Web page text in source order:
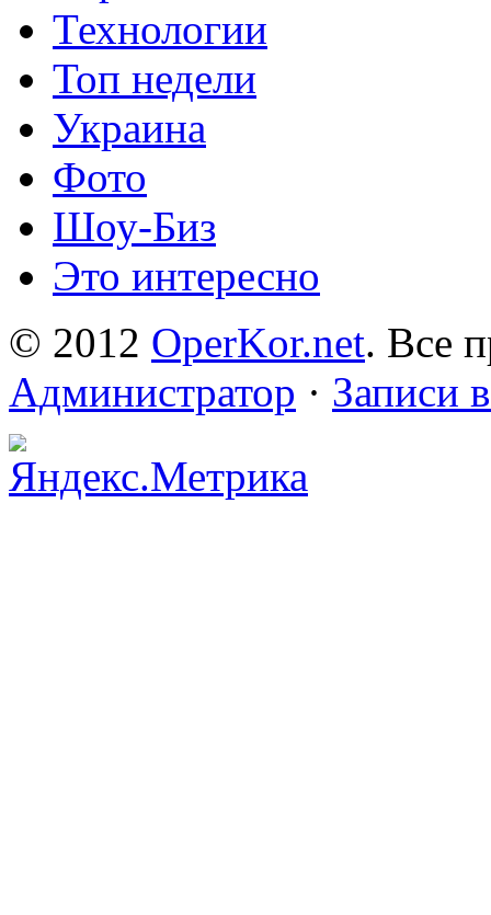
Технологии
Топ недели
Украина
Фото
Шоу-Биз
Это интересно
© 2012 OperKor.net. Все
Администратор · Записи